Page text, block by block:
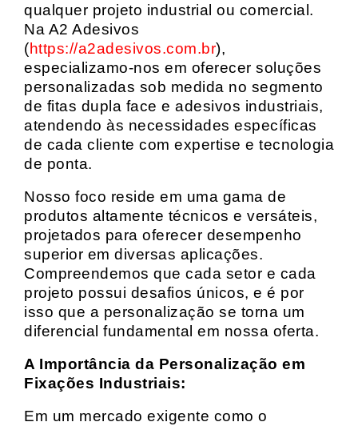
qualquer projeto industrial ou comercial.
Na A2 Adesivos
(https://a2adesivos.com.br),
especializamo-nos em oferecer soluções
personalizadas sob medida no segmento
de fitas dupla face e adesivos industriais,
atendendo às necessidades específicas
de cada cliente com expertise e tecnologia
de ponta.
Nosso foco reside em uma gama de
produtos altamente técnicos e versáteis,
projetados para oferecer desempenho
superior em diversas aplicações.
Compreendemos que cada setor e cada
projeto possui desafios únicos, e é por
isso que a personalização se torna um
diferencial fundamental em nossa oferta.
A Importância da Personalização em
Fixações Industriais:
Em um mercado exigente como o